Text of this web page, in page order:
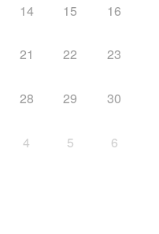
14 15 16
21 22 23
28 29 30
4 5 6